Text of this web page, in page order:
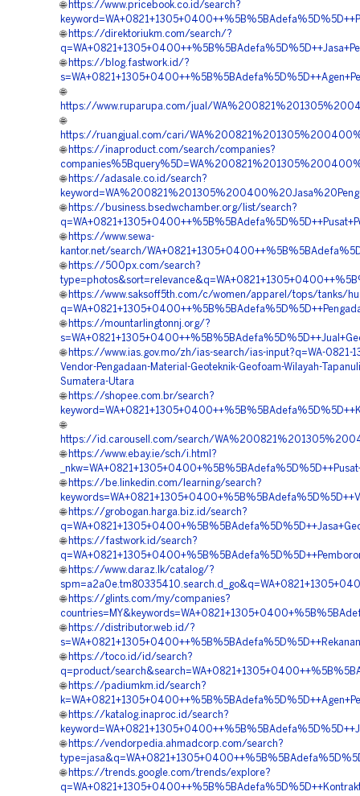
🌐 https://www.pricebook.co.id/search?
🌐 https://direktoriukm.com/search/?
🌐 https://blog.fastwork.id/?
🌐
https://www.ruparupa.com/jual/
🌐
https://ruangjual.com/cari/
🌐 https://inaproduct.com/search/companies?
🌐 https://adasale.co.id/search?
🌐 https://business.bsedwchamber.org/list/search?
🌐 https://www.sewa-
kantor.net/search/
🌐 https://500px.com/search?
🌐 https://www.saksoff5th.com/c/women/apparel/tops/tanks/
🌐 https://mountarlingtonnj.org/?
🌐 https://www.ias.gov.mo/zh/ias-search/ias-input?q=WA-0821-
Vendor-Pengadaan-Material-Geoteknik-Geofoam-Wilayah-
Sumatera-Utara
🌐 https://shopee.com.br/search?
🌐
https://id.carousell.com/search/
🌐 https://www.ebay.ie/sch/i.html?
🌐 https://be.linkedin.com/learning/search?
🌐 https://grobogan.harga.biz.id/search?
🌐 https://fastwork.id/search?
🌐 https://www.daraz.lk/catalog/?
🌐 https://glints.com/my/companies?
🌐 https://distributor.web.id/?
🌐 https://toco.id/id/search?
q=product/
🌐 https://padiumkm.id/search?
🌐 https://katalog.inaproc.id/search?
🌐 https://vendorpedia.ahmadcorp.com/search?
🌐 https://trends.google.com/trends/explore?